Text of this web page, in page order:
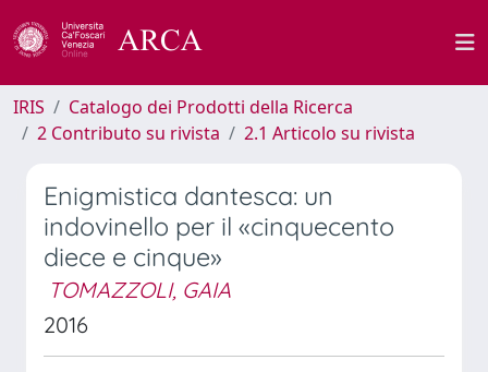
IRIS
Catalogo dei Prodotti della Ricerca
2 Contributo su rivista
2.1 Articolo su rivista
Enigmistica dantesca: un
indovinello per il «cinquecento
diece e cinque»
TOMAZZOLI, GAIA
2016